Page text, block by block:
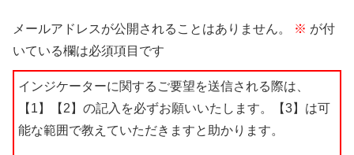
メールアドレスが公開されることはありません。 ※ が付
いている欄は必須項目です
インジケーターに関するご要望を送信される際は、
【1】【2】の記入を必ずお願いいたします。【3】は可
能な範囲で教えていただきますと助かります。